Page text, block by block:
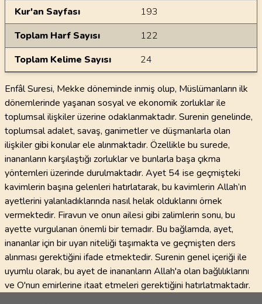
Kur'an Sayfası
193
Toplam Harf Sayısı
122
Toplam Kelime Sayısı
24
Enfâl Suresi, Mekke döneminde inmiş olup, Müslümanların ilk
dönemlerinde yaşanan sosyal ve ekonomik zorluklar ile
toplumsal ilişkiler üzerine odaklanmaktadır. Surenin genelinde,
toplumsal adalet, savaş, ganimetler ve düşmanlarla olan
ilişkiler gibi konular ele alınmaktadır. Özellikle bu surede,
inananların karşılaştığı zorluklar ve bunlarla başa çıkma
yöntemleri üzerinde durulmaktadır. Ayet 54 ise geçmişteki
kavimlerin başına gelenleri hatırlatarak, bu kavimlerin Allah’ın
ayetlerini yalanladıklarında nasıl helak olduklarını örnek
vermektedir. Firavun ve onun ailesi gibi zalimlerin sonu, bu
ayette vurgulanan önemli bir temadır. Bu bağlamda, ayet,
inananlar için bir uyarı niteliği taşımakta ve geçmişten ders
alınması gerektiğini ifade etmektedir. Surenin genel içeriği ile
uyumlu olarak, bu ayet de inananların Allah'a olan bağlılıklarını
ve O'nun emirlerine itaat etmeleri gerektiğini hatırlatmaktadır.